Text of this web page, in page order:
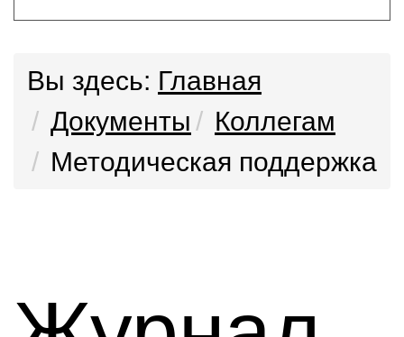
Вы здесь: Главная
Документы
Коллегам
Методическая поддержка